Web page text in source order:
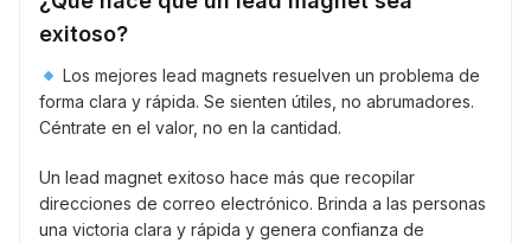
exitoso?
Los mejores lead magnets resuelven un problema de
forma clara y rápida. Se sienten útiles, no abrumadores.
Céntrate en el valor, no en la cantidad.
Un lead magnet exitoso hace más que recopilar
direcciones de correo electrónico. Brinda a las personas
una victoria clara y rápida y genera confianza de